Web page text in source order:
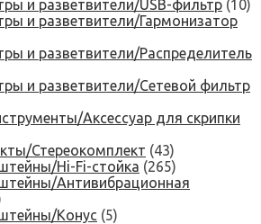
и разветвители/USB-фильтр (10)
и разветвители/Гармонизатор
и разветвители/Распределитель
и разветвители/Сетевой фильтр
Аксессуар для скрипки
Стереокомплект (43)
Hi-Fi-стойка (265)
Антивибрационная
Конус (5)